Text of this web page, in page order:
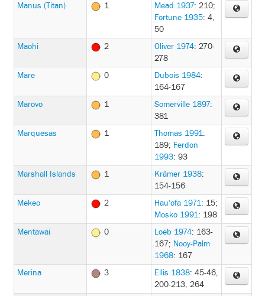
Manus (Titan)
1 Mead 1937: 210;
Fortune 1935: 4,
50
Maohi
2 Oliver 1974: 270-
278
Mare
0 Dubois 1984:
164-167
Marovo
1 Somerville 1897:
381
Marquesas
1 Thomas 1991:
189; Ferdon
1993: 93
Marshall Islands
1 Krämer 1938:
154-156
Mekeo
2 Hau'ofa 1971: 15;
Mosko 1991: 198
Mentawai
0 Loeb 1974: 163-
167; Nooy-Palm
1968: 167
Merina
3 Ellis 1838: 45-46,
200-213, 264